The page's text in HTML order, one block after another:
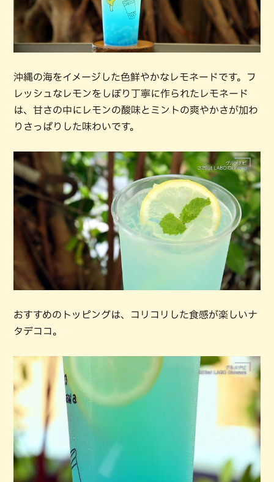
沖縄の海をイメージした色鮮やかなレモネードです。フ
レッシュなレモンをしぼり丁寧に作られたレモネード
は、甘さの中にレモンの酸味とミントの爽やかさが加わ
りさっぱりした味わいです。
おすすめのトッピングは、コリコリした食感が楽しいナ
タデココ。